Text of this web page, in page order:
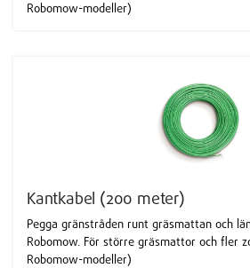
Robomow-modeller)
Kantkabel (200 meter)
Pegga gränstråden runt gräsmattan och
Robomow. För större gräsmattor och fler
Robomow-modeller)